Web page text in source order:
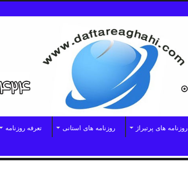
روزنامه های پرتیراژ روزنامه های استانی تعرفه روزنامه